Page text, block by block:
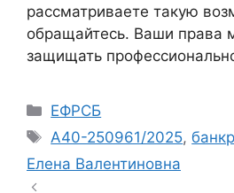
рассматриваете такую
обращайтесь. Ваши права
защищать
Рубрики
ЕФРСБ
Метки
А40-250961/2025,
Елена Валентиновна